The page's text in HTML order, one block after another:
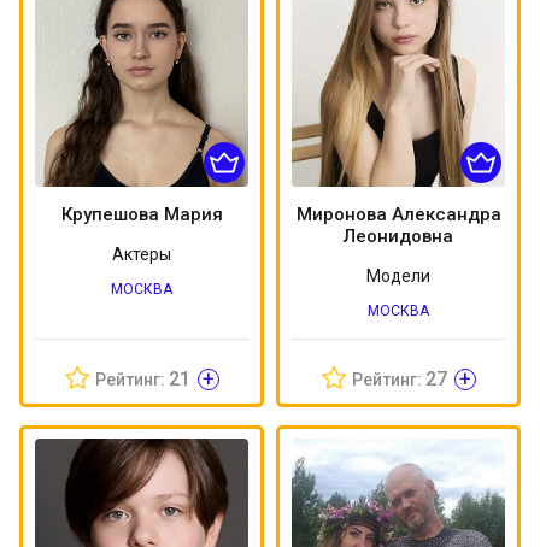
Крупешова Мария
Актеры
МОСКВА
Рейтинг: 21 +
Миронова Александра
Леонидовна
Модели
МОСКВА
Рейтинг: 27 +